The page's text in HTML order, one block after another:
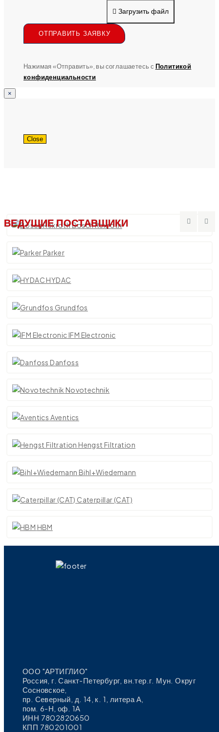
Загрузить файл
ОТПРАВИТЬ ЗАЯВКУ
Нажимая «Отправить», вы соглашаетесь с Политикой
конфиденциальности
×
Close
ВЕДУЩИЕ ПОСТАВЩИКИ
Bosch Rexroth
Parker
HYDAC
Grundfos
IFM Electronic
Danfoss
Novotechnik
Aventics
Hengst Filtration
Bihl+Wiedemann
Caterpillar (CAT)
HBM
ООО "АРТИГЛИО"
Россия, г. Санкт-Петербург, вн.тер.г. Мун. Округ
Сосновское,
пр. Северный, д. 14, к. 1, литера А,
пом. 6-Н, оф. 1А
ИНН 7802820650
КПП 780201001